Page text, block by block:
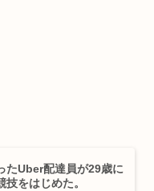
たUber配達員が29歳に
技をはじめた。